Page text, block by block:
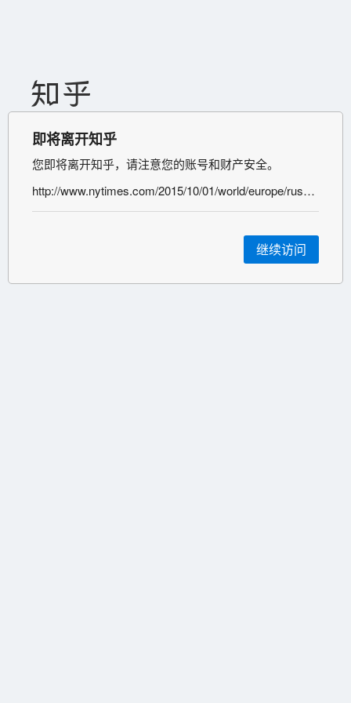
即将离开知乎
您即将离开知乎，请注意您的账号和财产安全。
http://www.nytimes.com/2015/10/01/world/europe/russia-airstrikes-syria.html?_r=0
继续访问